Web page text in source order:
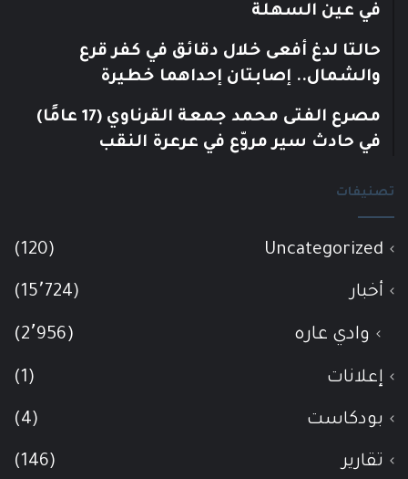
في عين السهلة
حالتا لدغ أفعى خلال دقائق في كفر قرع
والشمال.. إصابتان إحداهما خطيرة
مصرع الفتى محمد جمعة القرناوي (17 عامًا)
في حادث سير مروّع في عرعرة النقب
تصنيفات
Uncategorized
(120)
أخبار (15٬724)
وادي عاره (2٬956)
إعلانات (1)
بودكاست (4)
تقارير (146)